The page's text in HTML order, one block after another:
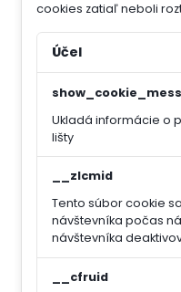
cookies zatiaľ neboli
Účel
Ukladá informácie o
lišty
__zlcmid
Tento súbor cookie
návštevníka počas
návštevníka
__cfruid